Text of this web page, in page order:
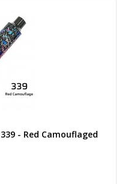
- Red Camouflaged